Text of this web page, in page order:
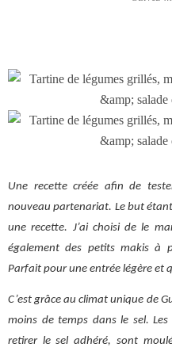
Une recette créée afin de
nouveau partenariat. Le but
une recette. J’ai choisi de le
également des petits makis à
Parfait pour une entrée légère et
C’est grâce au climat unique de
moins de temps dans le sel.
retirer le sel adhéré, sont